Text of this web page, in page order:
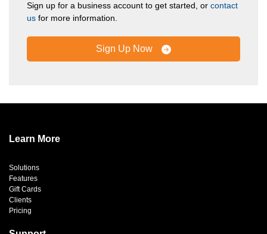
Sign up for a business account to get started, or contact
us for more information.
Sign Up Now
Learn More
Solutions
Features
Gift Cards
Clients
Pricing